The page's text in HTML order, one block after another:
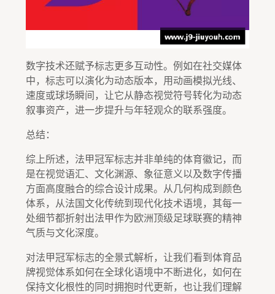
数字技术还赋予标志更多互动性。例如在社交媒体
中，标志可以演化为动态版本，用动画模拟光线、
速度或球场瞬间，让它从静态视觉符号转化为动态
叙事资产，进一步提升与年轻观众的联系强度。
总结：
综上所述，法甲冠军标志并非单纯的体育徽记，而
是在视觉语汇、文化渊源、象征意义以及数字传播
方面高度融合的综合设计成果。从几何构成到颜色
体系，从法国文化传统到现代化技术语境，其每一
处细节都折射出法甲作为欧洲顶级足球联赛的精神
气质与文化深度。
对法甲冠军标志的全景式解析，让我们看到体育品
牌视觉体系如何在全球化语境中不断进化，如何在
保持文化根性的同时拥抱时代更新，也让我们理解